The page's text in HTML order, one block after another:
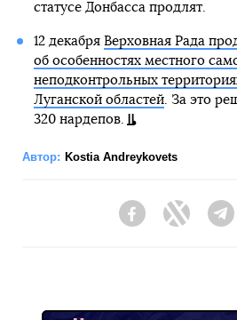
статусе Донбасса продлят.
12 декабря Верховная Рада
об особенностях местного
неподконтрольных
Луганской областей. За это
320 нардепов.
Автор: Kostia Andreykovets
FacebookTwitter